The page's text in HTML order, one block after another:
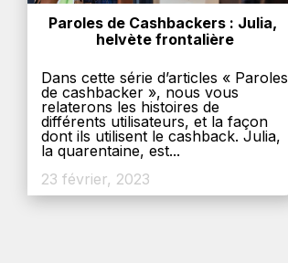
Paroles de Cashbackers : Julia,
helvète frontalière
Dans cette série d’articles « Paroles
de cashbacker », nous vous
relaterons les histoires de
différents utilisateurs, et la façon
dont ils utilisent le cashback. Julia,
la quarentaine, est...
23 février, 2023